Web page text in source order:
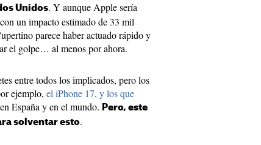
Unidos. Y aunque Apple sería
un impacto estimado de 33 mil
parece haber actuado rápido y
el golpe… al menos por ahora.
entre todos los implicados, pero los
ejemplo, el iPhone 17, y los que
en España y en el mundo. Pero, este
solventar esto.